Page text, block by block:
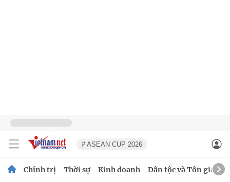
# ASEAN CUP 2026
Chính trị Thời sự Kinh doanh Dân tộc và Tôn giáo